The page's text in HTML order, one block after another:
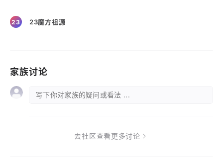
23 23魔方祖源
家族讨论
写下你对家族的疑问或看法 ...
去社区查看更多讨论